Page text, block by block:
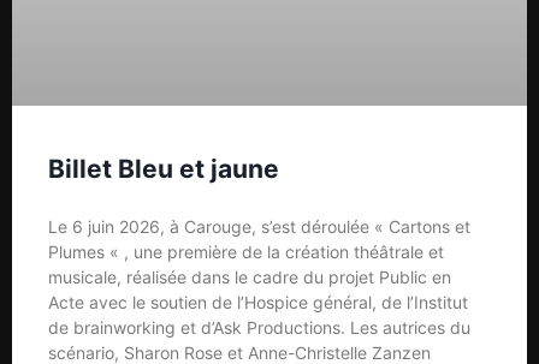
Billet Bleu et jaune
Le 6 juin 2026, à Carouge, s’est déroulée « Cartons et
Plumes « , une première de la création théâtrale et
musicale, réalisée dans le cadre du projet Public en
Acte avec le soutien de l’Hospice général, de l’Institut
de brainworking et d’Ask Productions. Les autrices du
scénario, Sharon Rose et Anne-Christelle Zanzen